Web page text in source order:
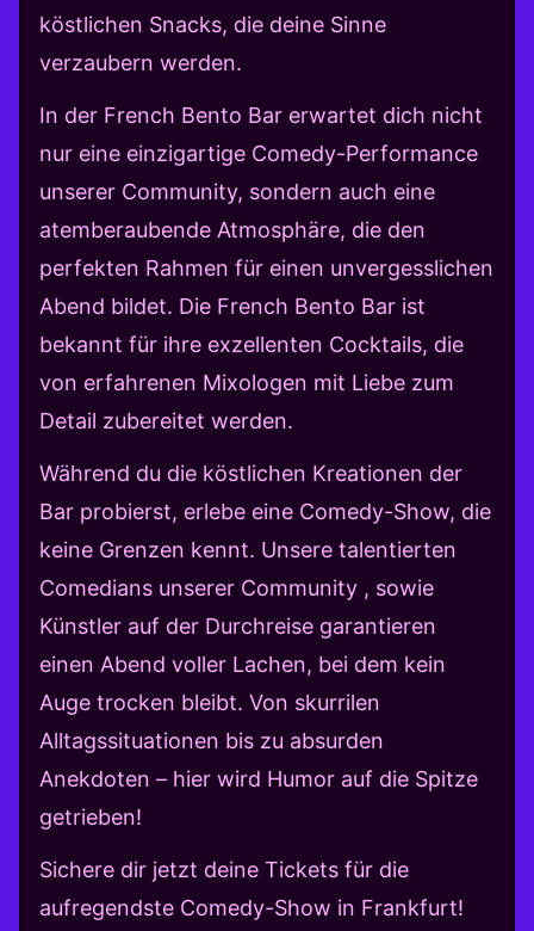
köstlichen Snacks, die deine Sinne
verzaubern werden.
In der French Bento Bar erwartet dich nicht
nur eine einzigartige Comedy-Performance
unserer Community, sondern auch eine
atemberaubende Atmosphäre, die den
perfekten Rahmen für einen unvergesslichen
Abend bildet. Die French Bento Bar ist
bekannt für ihre exzellenten Cocktails, die
von erfahrenen Mixologen mit Liebe zum
Detail zubereitet werden.
Während du die köstlichen Kreationen der
Bar probierst, erlebe eine Comedy-Show, die
keine Grenzen kennt. Unsere talentierten
Comedians unserer Community , sowie
Künstler auf der Durchreise garantieren
einen Abend voller Lachen, bei dem kein
Auge trocken bleibt. Von skurrilen
Alltagssituationen bis zu absurden
Anekdoten – hier wird Humor auf die Spitze
getrieben!
Sichere dir jetzt deine Tickets für die
aufregendste Comedy-Show in Frankfurt!